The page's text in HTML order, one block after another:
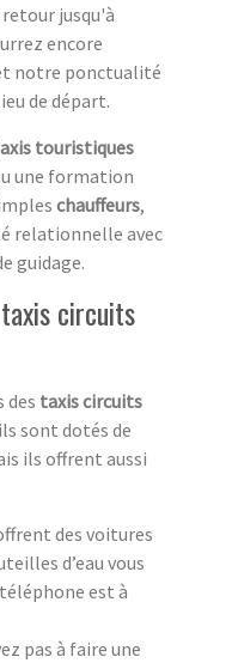
jusqu'à
encore
notre ponctualité
de départ.
touristiques
une formation
chauffeurs,
relationnelle avec
guidage.
circuits
des taxis circuits
sont dotés de
ils offrent aussi
des voitures
d’eau vous
est à
pas à faire une